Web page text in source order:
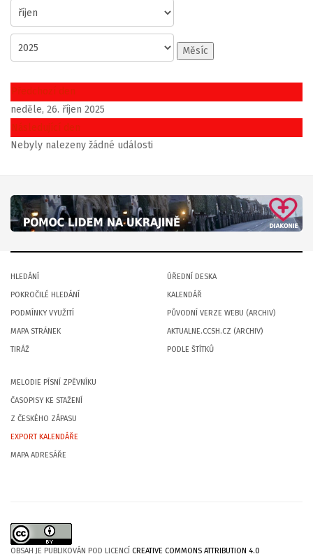
Měsíc
Předchozí den
neděle, 26. říjen 2025
Následující den
Nebyly nalezeny žádné události
HLEDÁNÍ
POKROČILÉ HLEDÁNÍ
PODMÍNKY VYUŽITÍ
MAPA STRÁNEK
TIRÁŽ
ÚŘEDNÍ DESKA
KALENDÁŘ
PŮVODNÍ VERZE WEBU (ARCHIV)
AKTUALNE.CCSH.CZ (ARCHIV)
PODLE ŠTÍTKŮ
MELODIE PÍSNÍ ZPĚVNÍKU
ČASOPISY KE STAŽENÍ
Z ČESKÉHO ZÁPASU
EXPORT KALENDÁŘE
MAPA ADRESÁŘE
OBSAH JE PUBLIKOVÁN POD LICENCÍ CREATIVE COMMONS ATTRIBUTION 4.0